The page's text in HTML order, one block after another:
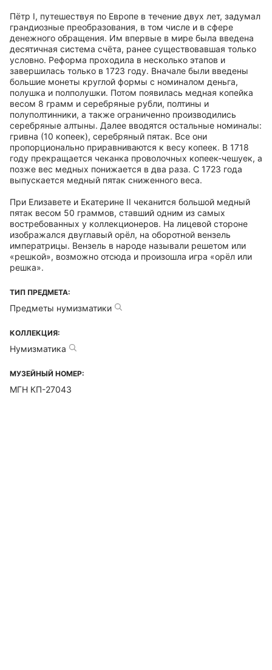
Пётр I, путешествуя по Европе в течение двух лет, задумал
грандиозные преобразования, в том числе и в сфере
денежного обращения. Им впервые в мире была введена
десятичная система счёта, ранее существовавшая только
условно. Реформа проходила в несколько этапов и
завершилась только в 1723 году. Вначале были введены
большие монеты круглой формы с номиналом деньга,
полушка и полполушки. Потом появилась медная копейка
весом 8 грамм и серебряные рубли, полтины и
полуполтинники, а также ограниченно производились
серебряные алтыны. Далее вводятся остальные номиналы:
гривна (10 копеек), серебряный пятак. Все они
пропорционально приравниваются к весу копеек. В 1718
году прекращается чеканка проволочных копеек-чешуек, а
позже вес медных понижается в два раза. С 1723 года
выпускается медный пятак сниженного веса.
При Елизавете и Екатерине II чеканится большой медный
пятак весом 50 граммов, ставший одним из самых
востребованных у коллекционеров. На лицевой стороне
изображался двуглавый орёл, на оборотной вензель
императрицы. Вензель в народе называли решетом или
«решкой», возможно отсюда и произошла игра «орёл или
решка».
ТИП ПРЕДМЕТА:
Предметы нумизматики
КОЛЛЕКЦИЯ:
Нумизматика
МУЗЕЙНЫЙ НОМЕР:
МГН КП-27043